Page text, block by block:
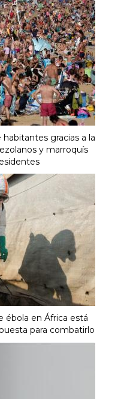
gracias a la
y marroquís
ébola en África está
para combatirlo